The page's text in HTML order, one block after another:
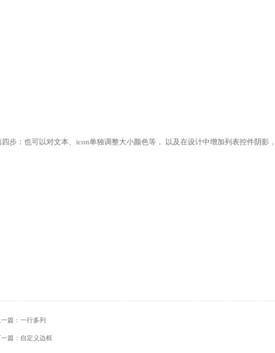
四步：也可以对文本、icon单独调整大小颜色等， 以及在设计中增加列表控件阴影
篇： 一行多列
篇： 自定义边框